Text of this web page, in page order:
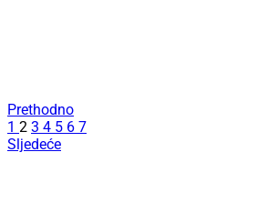
Prethodno
1 2 3 4 5 6 7
Sljedeće